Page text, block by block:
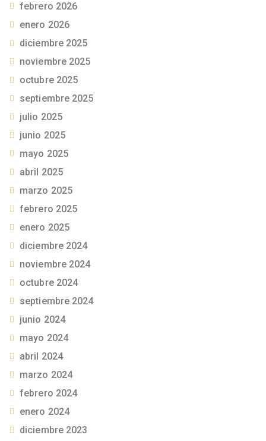
febrero 2026
enero 2026
diciembre 2025
noviembre 2025
octubre 2025
septiembre 2025
julio 2025
junio 2025
mayo 2025
abril 2025
marzo 2025
febrero 2025
enero 2025
diciembre 2024
noviembre 2024
octubre 2024
septiembre 2024
junio 2024
mayo 2024
abril 2024
marzo 2024
febrero 2024
enero 2024
diciembre 2023